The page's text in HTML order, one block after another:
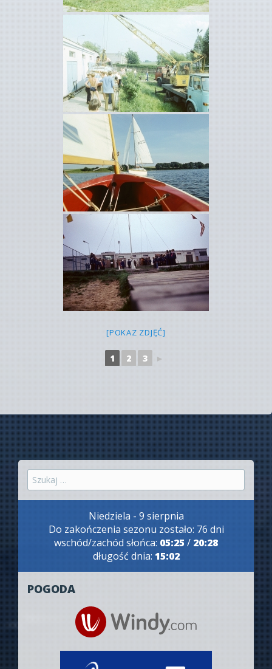
[POKAZ ZDJĘĆ]
1 2 3 ►
Szukaj:
Niedziela - 9 sierpnia
Do zakończenia sezonu zostało: 76 dni
wschód/zachód słońca: 05:25 / 20:28
długość dnia: 15:02
POGODA